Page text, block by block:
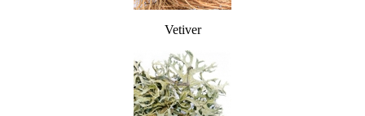
Vetiver